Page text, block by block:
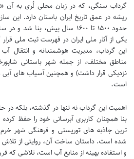
گرداب سنگی، که در زبان محلی لُری به آن
ریشه در عمق تاریخ ایران باستان دارد. این
یکی از آثار ملی ایران در فهرست ثبت ملی
این گرداب، مدیریت هوشمندانه و انتقال
مناطق مختلف، از جمله شهر باستانی
نزدیکی قرار داشت) و همچنین آسیاب های آبی
است.
اهمیت این گرداب نه تنها در گذشته، بلکه در
بنا همچنان کاربری آبرسانی خود را حفظ
ترین جاذبه های توریستی و فرهنگی شهر خرم
شده است. داستان ساخت آن، روایتی از تلاش
و استفاده بهینه از منابع آب است، تلاشی که